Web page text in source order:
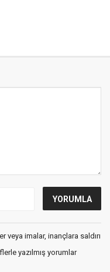
veya imalar, inançlara saldırı
yazılmış yorumlar